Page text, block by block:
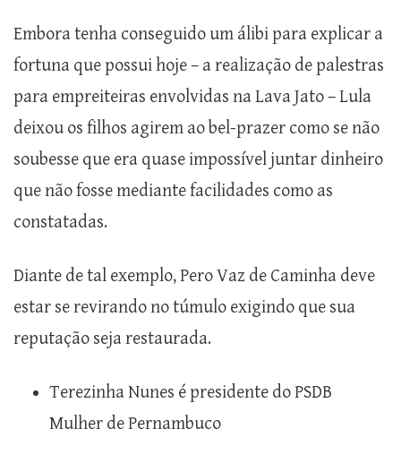
Embora tenha conseguido um álibi para explicar a
fortuna que possui hoje – a realização de palestras
para empreiteiras envolvidas na Lava Jato – Lula
deixou os filhos agirem ao bel-prazer como se não
soubesse que era quase impossível juntar dinheiro
que não fosse mediante facilidades como as
constatadas.
Diante de tal exemplo, Pero Vaz de Caminha deve
estar se revirando no túmulo exigindo que sua
reputação seja restaurada.
Terezinha Nunes é presidente do PSDB
Mulher de Pernambuco